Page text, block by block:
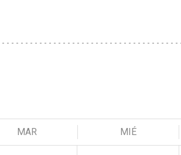
MAR MIÉ